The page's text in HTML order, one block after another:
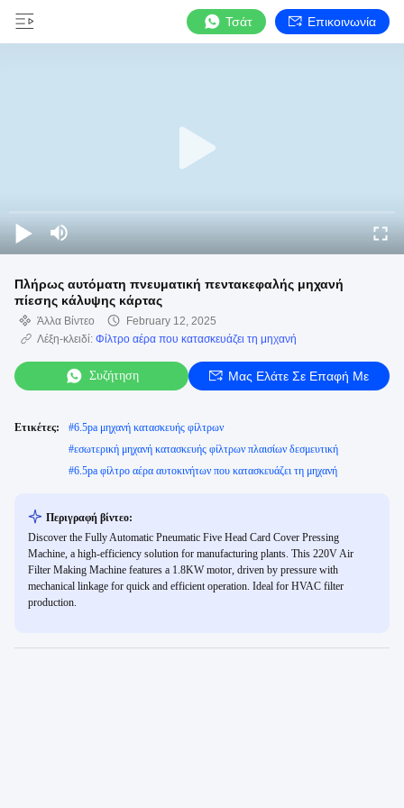
Τσάτ Επικοινωνία
Πλήρως αυτόματη πνευματική πεντακεφαλής μηχανή
πίεσης κάλυψης κάρτας
Άλλα Βίντεο
February 12, 2025
Λέξη-κλειδί: Φίλτρο αέρα που κατασκευάζει τη μηχανή
Συζήτηση Μας Ελάτε Σε Επαφή Με
Ετικέτες: #6.5pa μηχανή κατασκευής φίλτρων
#εσωτερική μηχανή κατασκευής φίλτρων πλαισίων δεσμευτική
#6.5pa φίλτρο αέρα αυτοκινήτων που κατασκευάζει τη μηχανή
Περιγραφή βίντεο:
Discover the Fully Automatic Pneumatic Five Head Card Cover Pressing
Machine, a high-efficiency solution for manufacturing plants. This 220V Air
Filter Making Machine features a 1.8KW motor, driven by pressure with
mechanical linkage for quick and efficient operation. Ideal for HVAC filter
production.